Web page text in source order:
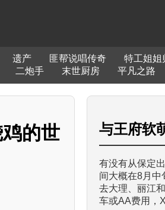
遗产 匪帮说唱传奇 特工姐姐
二炮手 末世厨房 平凡之路
的世
与王府软
有没有从保定
间大概在8月中
去大理、丽江
车或AA费用，